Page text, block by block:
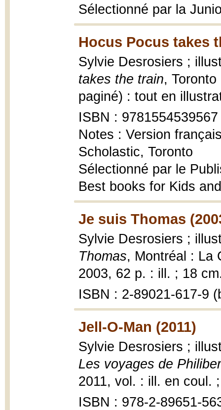
Sélectionné par la
Hocus Pocus takes
Sylvie Desrosiers ;
takes the train,
paginé) : tout en
ISBN : 9781554539567
Notes : Version
Scholastic, Toronto
Sélectionné par le
Best books for Kids
Je suis Thomas
Sylvie Desrosiers ;
Thomas, Montréal : La
2003, 62 p. : ill. ; 18
ISBN : 2-89021-617-9
Jell-O-Man (2011)
Sylvie Desrosiers ;
Les voyages de
2011, vol. : ill. en coul.
ISBN : 978-2-89651-